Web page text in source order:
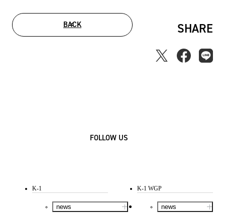
BACK SHARE
FOLLOW US
K-1
news
K-1 WGP
news